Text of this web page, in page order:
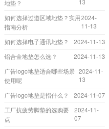
地垫？
13
如何选择过道区域地垫？实用
指南分析
2024-
11-13
如何选择电子通讯地垫？
2024-11-13
铝合金地垫怎么选？
2024-11-13
广告logo地垫适合哪些场景
使用呢
2024-11-
13
广告logo地垫是指什么？
2024-11-07
工厂抗疲劳脚垫的选购要
点
2024-11-
07